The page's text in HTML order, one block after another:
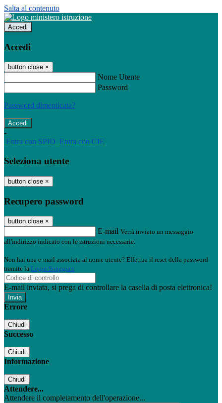
Salta al contenuto
Accedi
Accedi
button close ×
Nome Utente
Password
Password dimenticata?
-
Entra con SPID Entra con CIE
Seleziona utente
button close ×
Recupero password
button close ×
E-mail Verrà inviato un messaggio
all'indirizzo indicato con le istruzioni necessarie.
Non hai una e-mail associata al nome utente? Effettua il reset della password
tramite la Login Spaggiari
E-mail inviata, si prega di controllare la casella di posta elettronica!
Errore
Chiudi
Successo
Chiudi
Informazione
Chiudi
Attendere...
Attendere il completamento dell'operazione...